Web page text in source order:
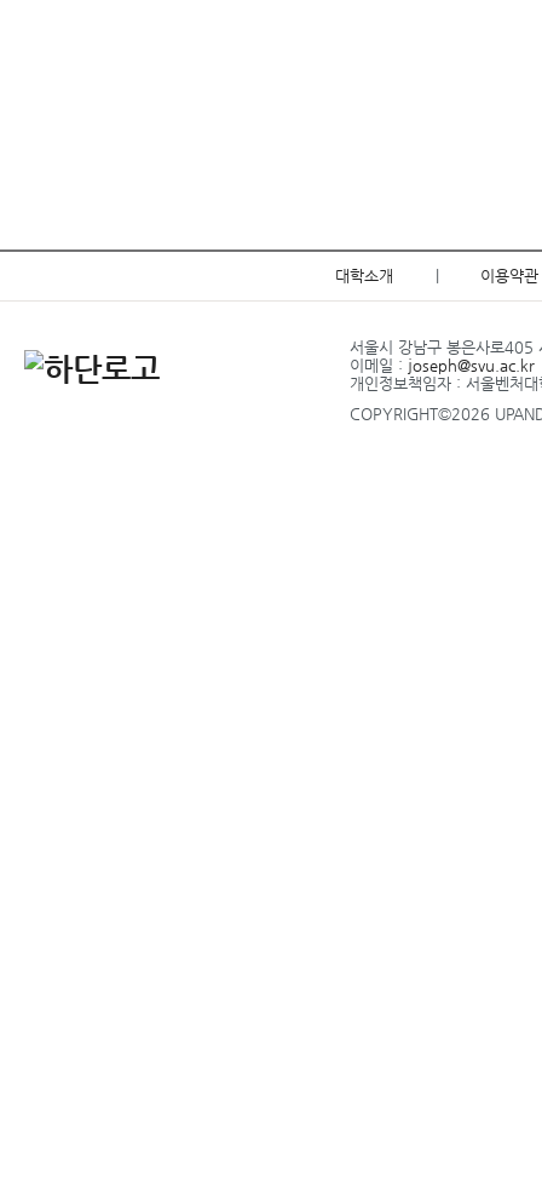
대학소개 이용약관
서울시 강남구 봉은사로
이메일 : joseph@svu.ac.kr
개인정보책임자 : 서울벤처
COPYRIGHT©2026